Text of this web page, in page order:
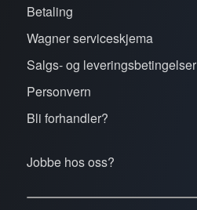
Betaling
Wagner serviceskjema
Salgs- og leveringsbetingelser
Personvern
Bli forhandler?
Jobbe hos oss?